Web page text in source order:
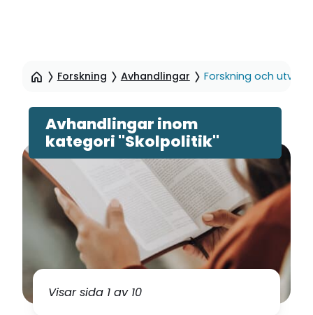
sidinnehåll
Forskning Avhandlingar Forskning och
Avhandlingar inom
kategori "Skolpolitik"
Visar sida 1 av 10